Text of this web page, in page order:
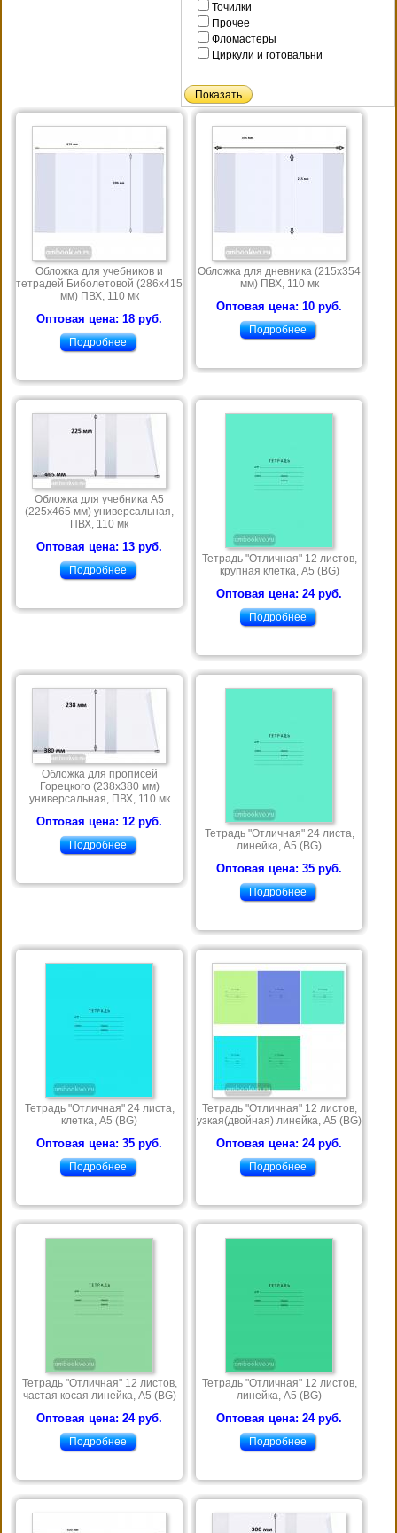
Точилки
Прочее
Фломастеры
Циркули и готовальни
Обложка для учебников и
тетрадей Биболетовой (286х415
мм) ПВХ, 110 мк
Оптовая цена: 18 руб.
Подробнее
Обложка для дневника (215х354
мм) ПВХ, 110 мк
Оптовая цена: 10 руб.
Подробнее
Обложка для учебника А5
(225х465 мм) универсальная,
ПВХ, 110 мк
Оптовая цена: 13 руб.
Подробнее
Тетрадь "Отличная" 12 листов,
крупная клетка, А5 (BG)
Оптовая цена: 24 руб.
Подробнее
Обложка для прописей
Горецкого (238х380 мм)
универсальная, ПВХ, 110 мк
Оптовая цена: 12 руб.
Подробнее
Тетрадь "Отличная" 24 листа,
линейка, А5 (BG)
Оптовая цена: 35 руб.
Подробнее
Тетрадь "Отличная" 24 листа,
клетка, А5 (BG)
Оптовая цена: 35 руб.
Подробнее
Тетрадь "Отличная" 12 листов,
узкая(двойная) линейка, А5 (BG)
Оптовая цена: 24 руб.
Подробнее
Тетрадь "Отличная" 12 листов,
частая косая линейка, А5 (BG)
Оптовая цена: 24 руб.
Подробнее
Тетрадь "Отличная" 12 листов,
линейка, А5 (BG)
Оптовая цена: 24 руб.
Подробнее